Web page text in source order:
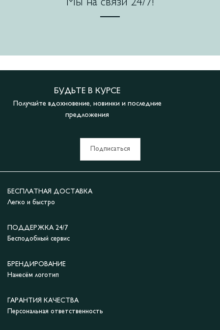
Мы на связи 24/7!
БУДЬТЕ В КУРСЕ
Получайте вдохновение, новинки и последние
предложения
Подписаться
БЕСПЛАТНАЯ ДОСТАВКА
Легко и быстро
ПОДДЕРЖКА 24/7
Бесподобный сервис
БРЕНДИРОВАНИЕ
Нанесём логотип
ГАРАНТИЯ КАЧЕСТВА
Персональная ответственность